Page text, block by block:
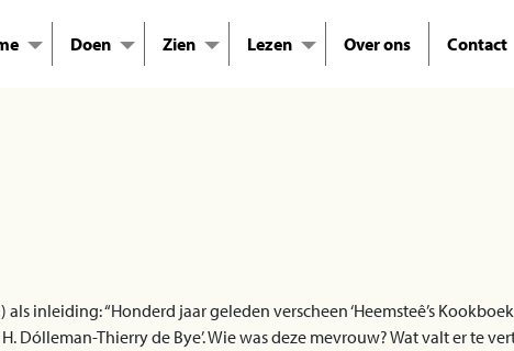
Doen Zien Lezen Over ons Contact
inleiding: “Honderd jaar geleden verscheen ‘Heemsteê’s
Dólleman-Thierry de Bye’. Wie was deze mevrouw? Wat valt er te